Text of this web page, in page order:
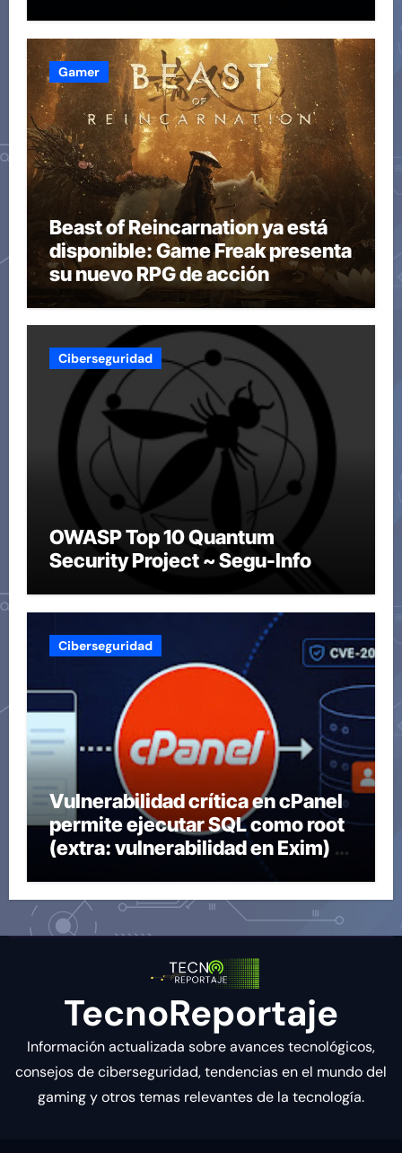
Gamer
Beast of Reincarnation ya está
disponible: Game Freak presenta
su nuevo RPG de acción
Ciberseguridad
OWASP Top 10 Quantum
Security Project ~ Segu-Info
Ciberseguridad
Vulnerabilidad crítica en cPanel
permite ejecutar SQL como root
(extra: vulnerabilidad en Exim) ~
TecnoReportaje
Información actualizada sobre avances tecnológicos,
consejos de ciberseguridad, tendencias en el mundo del
gaming y otros temas relevantes de la tecnología.